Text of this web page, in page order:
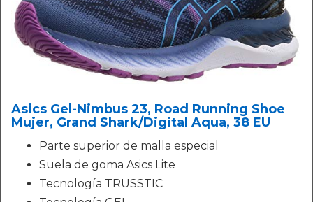
Asics Gel-Nimbus 23, Road Running Shoe
Mujer, Grand Shark/Digital Aqua, 38 EU
Parte superior de malla especial
Suela de goma Asics Lite
Tecnología TRUSSTIC